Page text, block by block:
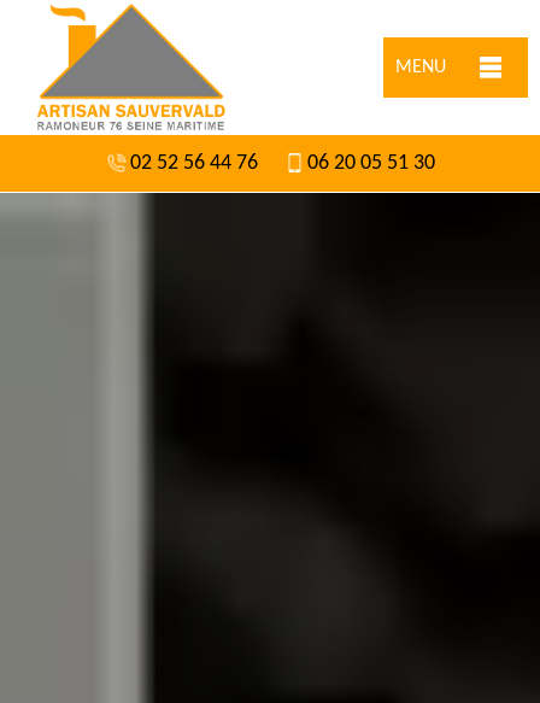
MENU
02 52 56 44 76 06 20 05 51 30